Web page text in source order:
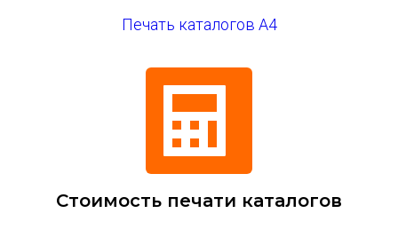
Печать каталогов А4
Стоимость печати каталогов